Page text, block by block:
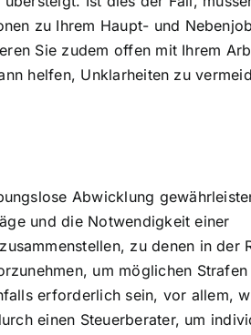
zu Ihrem Haupt- und
Sie zudem offen mit Ihrem
helfen, Unklarheiten zu
Abwicklung
und die Notwendigkeit einer
zu denen in der
um möglichen
erforderlich sein, vor allem,
einen Steuerberater, um